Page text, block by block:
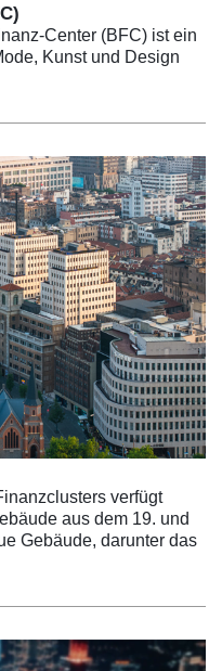
Center (BFC) ist ein
Kunst und Design
verfügt
aus dem 19. und
Gebäude, darunter das